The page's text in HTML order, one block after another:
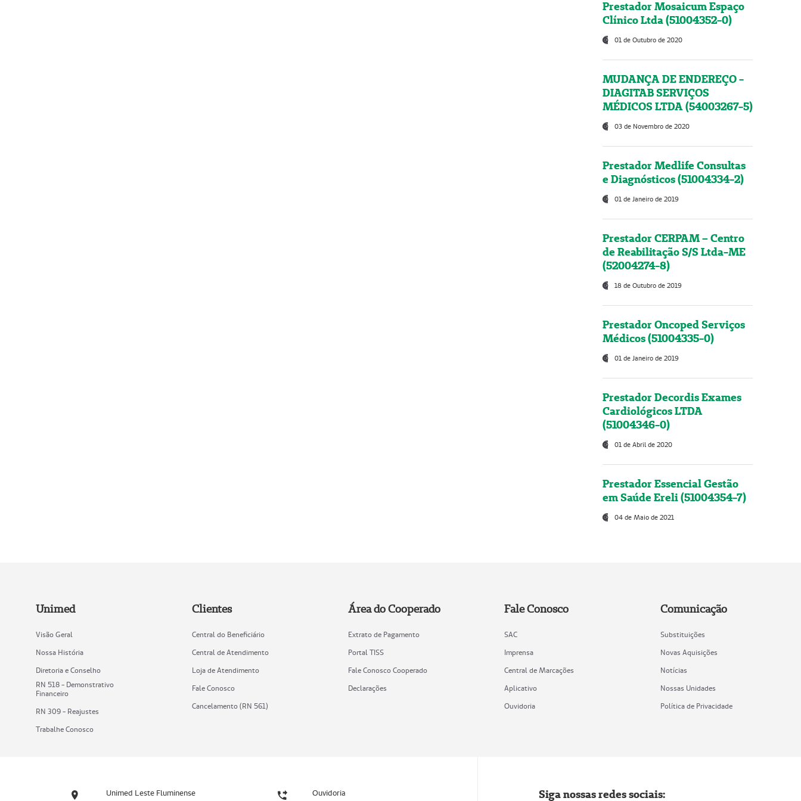
Prestador Mosaicum Espaço
Clínico Ltda (51004352-0)
01 de Outubro de 2020
MUDANÇA DE ENDEREÇO -
DIAGITAB SERVIÇOS
MÉDICOS LTDA (54003267-5)
03 de Novembro de 2020
Prestador Medlife Consultas
e Diagnósticos (51004334-2)
01 de Janeiro de 2019
Prestador CERPAM – Centro
de Reabilitação S/S Ltda-ME
(52004274-8)
18 de Outubro de 2019
Prestador Oncoped Serviços
Médicos (51004335-0)
01 de Janeiro de 2019
Prestador Decordis Exames
Cardiológicos LTDA
(51004346-0)
01 de Abril de 2020
Prestador Essencial Gestão
em Saúde Ereli (51004354-7)
04 de Maio de 2021
Unimed
Visão Geral
Nossa História
Diretoria e Conselho
RN 518 - Demonstrativo
Financeiro
RN 309 - Reajustes
Trabalhe Conosco
Clientes
Central do Beneficiário
Central de Atendimento
Loja de Atendimento
Fale Conosco
Cancelamento (RN 561)
Área do Cooperado
Extrato de Pagamento
Portal TISS
Fale Conosco Cooperado
Declarações
Fale Conosco
SAC
Imprensa
Central de Marcações
Aplicativo
Ouvidoria
Comunicação
Substituições
Novas Aquisições
Notícias
Nossas Unidades
Política de Privacidade
Unimed Leste Fluminense Ouvidoria Siga nossas redes sociais: